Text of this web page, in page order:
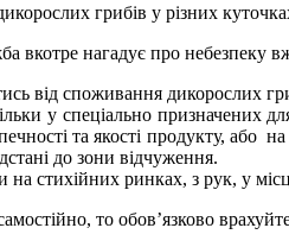
грибів у різних
вкотре нагадує про небезпеку
від споживання дикорослих
у спеціально призначених
та якості продукту, або
до зони відчуження.
на стихійних ринках, з рук, у
то обов’язково